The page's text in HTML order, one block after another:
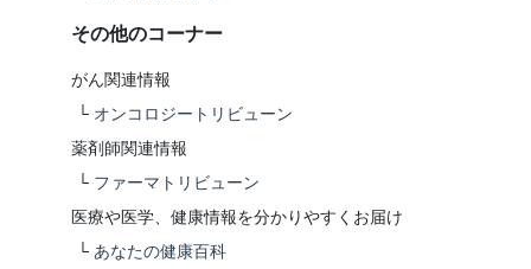
その他のコーナー
がん関連情報
└ オンコロジートリビューン
薬剤師関連情報
└ ファーマトリビューン
医療や医学、健康情報を分かりやすくお届け
└ あなたの健康百科